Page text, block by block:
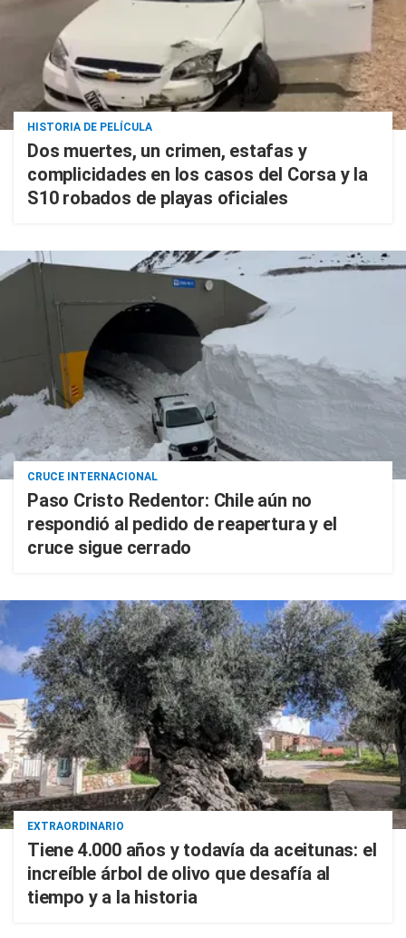
HISTORIA DE PELÍCULA
Dos muertes, un crimen, estafas y
complicidades en los casos del Corsa y la
S10 robados de playas oficiales
CRUCE INTERNACIONAL
Paso Cristo Redentor: Chile aún no
respondió al pedido de reapertura y el
cruce sigue cerrado
EXTRAORDINARIO
Tiene 4.000 años y todavía da aceitunas: el
increíble árbol de olivo que desafía al
tiempo y a la historia